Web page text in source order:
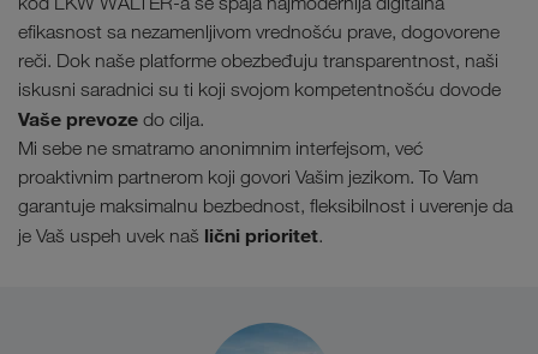
efikasnost sa nezamenljivom vrednošću prave, dogovorene
reči. Dok naše platforme obezbeđuju transparentnost, naši
iskusni saradnici su ti koji svojom kompetentnošću dovode
Vaše prevoze do cilja.
Mi sebe ne smatramo anonimnim interfejsom, već
proaktivnim partnerom koji govori Vašim jezikom. To Vam
garantuje maksimalnu bezbednost, fleksibilnost i uverenje da
je Vaš uspeh uvek naš lični prioritet.